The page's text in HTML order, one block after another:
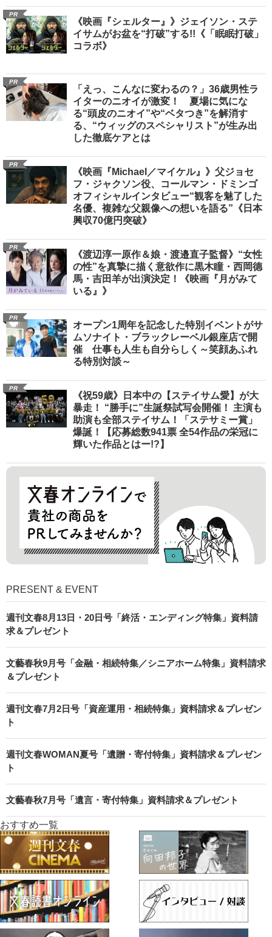
PR
《映画『シェルター』》ジェイソン・ステ
イサムがお盆を“打破”する!!《「眠眠打破」
コラボ》
PR
「えっ、こんなに変わるの？」36歳男性ラ
イターのニオイが激変！ 夏場に気にな
る“頭皮のニオイ”や“ベタつき”を解消す
る、“ウィッグのスペシャリスト”が生み出
した徹底ケアとは
PR
《映画『Michael／マイケル』》父ジョセ
フ・ジャクソン役、コールマン・ドミンゴ
オフィシャルインタビュー“観客を魅了した
名優、複雑な父親像への想いを語る”《日本
興収70億円突破》
PR
《渡辺淳一原作＆娘・渡邉直子監督》“女性
の性”を真摯に描く意欲作に黒木瞳・西岡德
馬・吉田羊が出演決定！《映画『月がみて
いる』》
PR
オープン1周年を記念した特別イベントがサ
ムソナイト・ブラックレーベル銀座店で開
催 仕事も人生も自分らしく～笑顔あふれ
る特別対談～
PR
《祝59歳》日本中の【ステイサム愛】が大
暴走！ “勝手に”生誕祭試写会開催！ 主演も
助演も全部ステイサム！「ステサミー賞」
爆誕！【応募総数941票 全54作品の栄冠に
輝いた作品とはー!?】
PRESENT & EVENT
週刊文春8月13日・20日号「終活・エンディング特集」資料請
求＆プレゼント
文藝春秋9月号「金融・相続特集／シニアホーム特集」資料請求
＆プレゼント
週刊文春7月2日号「資産運用・相続特集」資料請求＆プレゼン
ト
週刊文春WOMAN夏号「遺贈・寄付特集」資料請求＆プレゼン
ト
文藝春秋7月号「遺言・寄付特集」資料請求＆プレゼント
おすすめ一覧